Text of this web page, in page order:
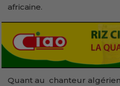
africaine.
Quant au chanteur